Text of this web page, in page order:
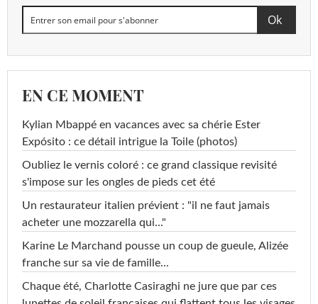
EN CE MOMENT
Kylian Mbappé en vacances avec sa chérie Ester
Expósito : ce détail intrigue la Toile (photos)
Oubliez le vernis coloré : ce grand classique revisité
s'impose sur les ongles de pieds cet été
Un restaurateur italien prévient : "il ne faut jamais
acheter une mozzarella qui..."
Karine Le Marchand pousse un coup de gueule, Alizée
franche sur sa vie de famille...
Chaque été, Charlotte Casiraghi ne jure que par ces